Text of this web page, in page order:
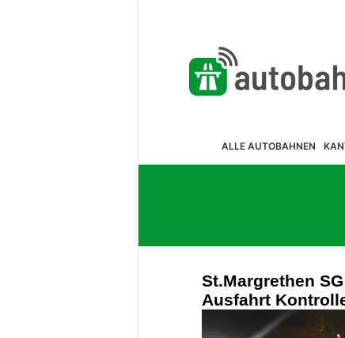
ALLE AUTOBAHNEN
St.Margrethen
Ausfahrt